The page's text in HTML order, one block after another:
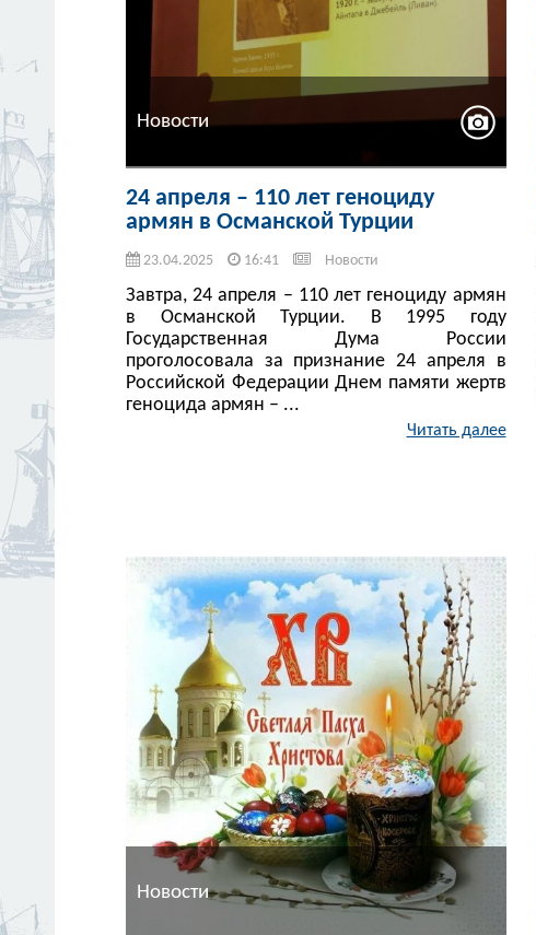
Новости
24 апреля – 110 лет геноциду
армян в Османской Турции
23.04.2025 16:41 Новости
Завтра, 24 апреля – 110 лет геноциду армян
в Османской Турции. В 1995 году
Государственная Дума России
проголосовала за признание 24 апреля в
Российской Федерации Днем памяти жертв
геноцида армян – ...
Читать далее
Новости